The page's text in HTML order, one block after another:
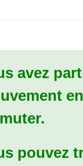
avez
pouvez